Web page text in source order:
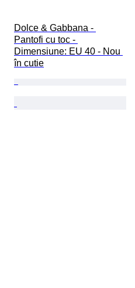
Dolce & Gabbana -
Pantofi cu toc -
Dimensiune: EU 40 - Nou
în cutie